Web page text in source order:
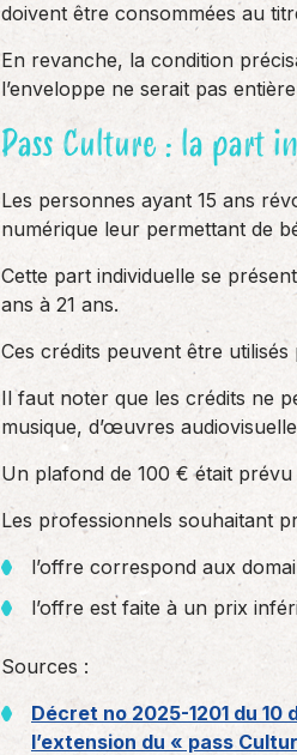
doivent être consommées au
En revanche, la condition
l’enveloppe ne serait pas
Pass Culture : la part
Les personnes ayant 15 ans
numérique leur permettant de
Cette part individuelle se
ans à 21 ans.
Ces crédits peuvent être
Il faut noter que les crédits ne
musique, d’œuvres
Un plafond de 100 € était
Les professionnels souhaitant
l’offre correspond aux
l’offre est faite à un prix
Sources :
Décret no 2025-1201 du
l’extension du « pass